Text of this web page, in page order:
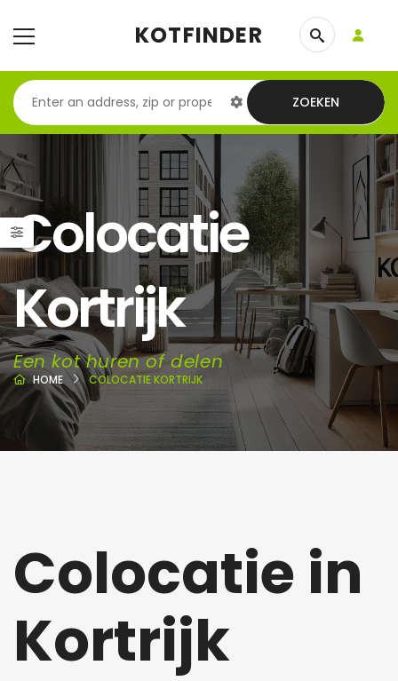
KOTFINDER
ZOEKEN
Colocatie
Kortrijk
Een kot huren of delen
HOME COLOCATIE KORTRIJK
Colocatie in
Kortrijk